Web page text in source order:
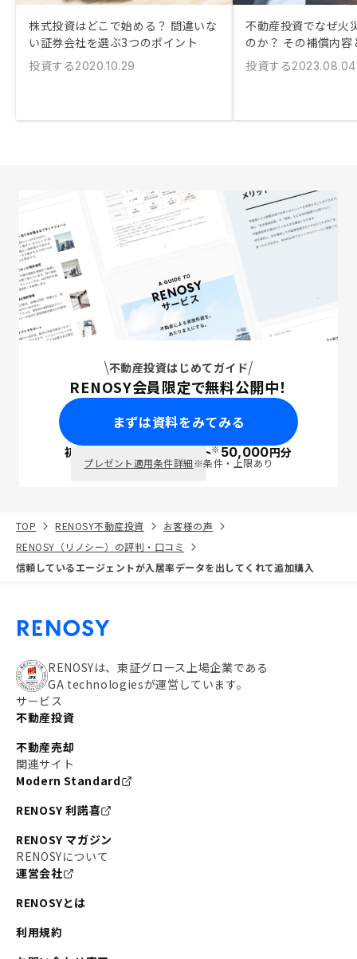
株式投資はどこで始める？ 間違いな
い証券会社を選ぶ3つのポイント
投資する2020.10.29
不動産投資でなぜ火
のか？ その補償内
投資する2023.08.04
不動産投資はじめてガイド
RENOSY会員限定で無料公開中！
まずは資料をみてみる
初回面談で ポイント※50,000円分
プレゼント適用条件詳細※条件・上限あり
TOP RENOSY不動産投資
お客様の声
RENOSY（リノシー）の評判・口コミ
信頼しているエージェントが入居率データを出してくれて追加購入
RENOSYは、東証グロース上場企業である
GA technologiesが運営しています。
サービス
不動産投資
不動産売却
関連サイト
Modern Standard
RENOSY 利諾喜
RENOSY マガジン
RENOSYについて
運営会社
RENOSYとは
利用規約